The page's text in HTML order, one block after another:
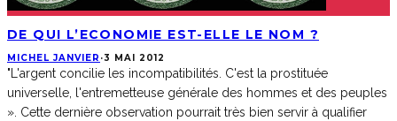
DE QUI L’ECONOMIE EST-ELLE LE NOM ?
MICHEL JANVIER ·3 MAI 2012
"L'argent concilie les incompatibilités. C'est la prostituée
universelle, l'entremetteuse générale des hommes et des peuples
». Cette dernière observation pourrait très bien servir à qualifier